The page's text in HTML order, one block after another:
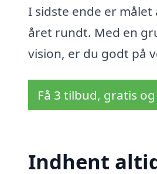
I sidste ende er
året rundt. Med en
vision, er du godt på
Få 3 tilbud, gratis
Indhent